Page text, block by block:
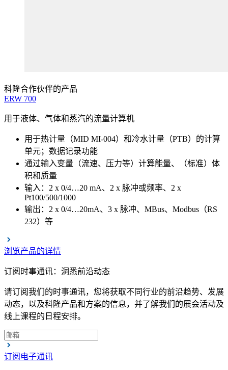
科隆合作伙伴的产品
ERW 700
用于液体、气体和蒸汽的流量计算机
用于热计量（MID MI-004）和冷水计量（PTB）的计算
单元；数据记录功能
通过输入变量（流速、压力等）计算能量、（标准）体
积和质量
输入：2 x 0/4…20 mA、2 x 脉冲或频率、2 x
Pt100/500/1000
输出：2 x 0/4…20mA、3 x 脉冲、MBus、Modbus（RS
232）等
浏览产品的详情
订阅时事通讯：洞悉前沿动态
请订阅我们的时事通讯，您将获取不同行业的前沿趋势、发展
动态，以及科隆产品和方案的信息，并了解我们的展会活动及
线上课程的日程安排。
订阅电子通讯